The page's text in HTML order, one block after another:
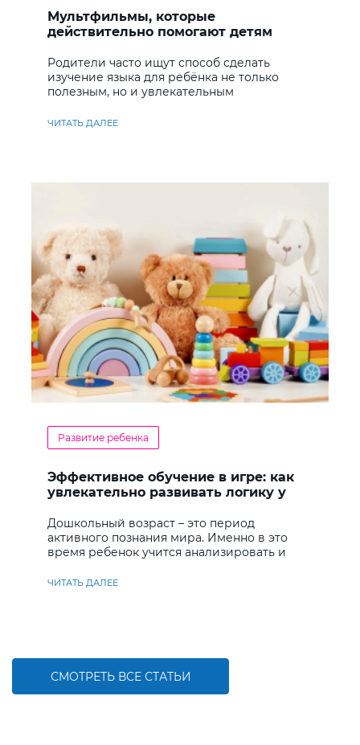
Мультфильмы, которые
действительно помогают детям
Родители часто ищут способ сделать
изучение языка для ребёнка не только
полезным, но и увлекательным
ЧИТАТЬ ДАЛЕЕ
Развитие ребенка
Эффективное обучение в игре: как
увлекательно развивать логику у
Дошкольный возраст – это период
активного познания мира. Именно в это
время ребенок учится анализировать и
ЧИТАТЬ ДАЛЕЕ
СМОТРЕТЬ ВСЕ СТАТЬИ